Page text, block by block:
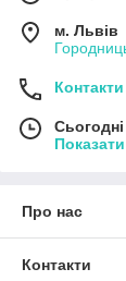
м. Львів
Контакти
Про нас
Контакти